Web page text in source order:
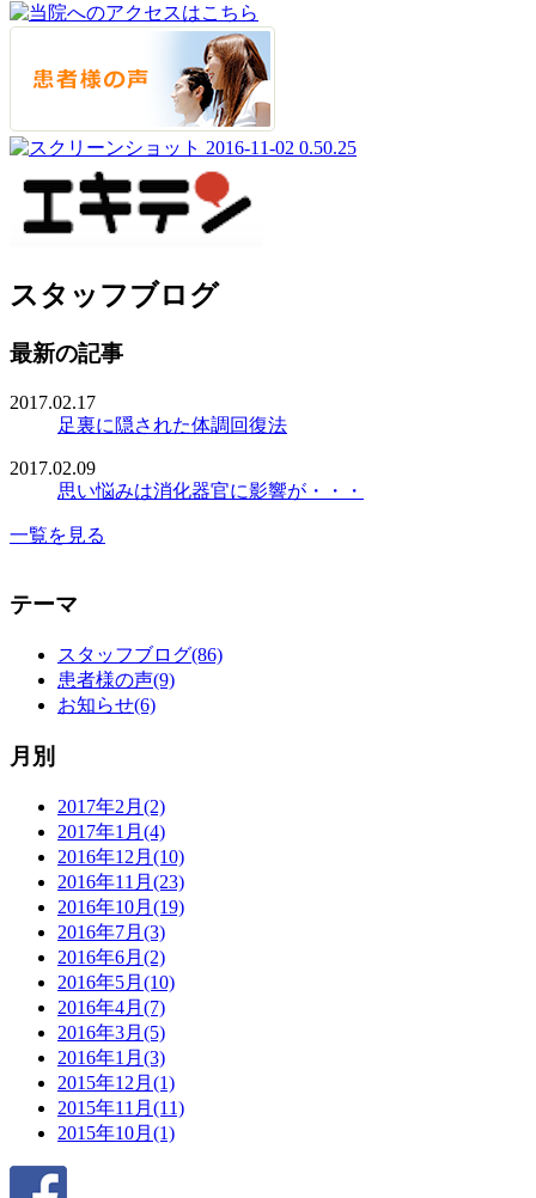
スタッフブログ
最新の記事
2017.02.17
足裏に隠された体調回復法
2017.02.09
思い悩みは消化器官に影響が・・・
一覧を見る
テーマ
スタッフブログ(86)
患者様の声(9)
お知らせ(6)
月別
2017年2月(2)
2017年1月(4)
2016年12月(10)
2016年11月(23)
2016年10月(19)
2016年7月(3)
2016年6月(2)
2016年5月(10)
2016年4月(7)
2016年3月(5)
2016年1月(3)
2015年12月(1)
2015年11月(11)
2015年10月(1)